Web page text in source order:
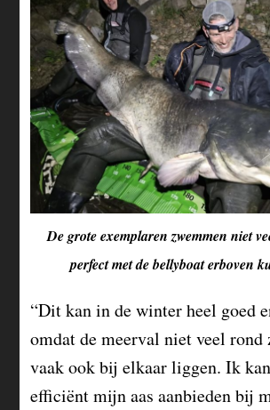
De grote exemplaren zwemmen niet
perfect met de bellyboat erboven
“Dit kan in de winter heel goed
omdat de meerval niet veel rond
vaak ook bij elkaar liggen. Ik
efficiënt mijn aas aanbieden bij